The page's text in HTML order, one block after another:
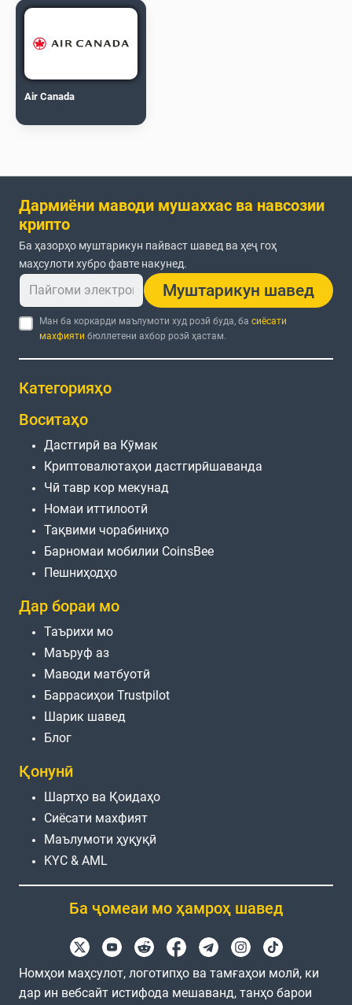
Air Canada
Дармиёни маводи мушаххас ва навсозии
крипто
Ба ҳазорҳо муштарикун пайваст шавед ва ҳеҷ гоҳ
маҳсулоти хубро фавте накунед.
Муштарикун шавед
Ман ба коркарди маълумоти худ розӣ буда, басиёсати
махфияти бюллетени ахбор розӣ ҳастам.
Категорияҳо
Воситаҳо
Дастгирӣ ва Кӯмак
Криптовалютаҳои дастгирӣшаванда
Чӣ тавр кор мекунад
Номаи иттилоотӣ
Тақвими чорабиниҳо
Барномаи мобилии CoinsBee
Пешниҳодҳо
Дар бораи мо
Таърихи мо
Маъруф аз
Маводи матбуотӣ
Баррасиҳои Trustpilot
Шарик шавед
Блог
Қонунӣ
Шартҳо ва Қоидаҳо
Сиёсати махфият
Маълумоти ҳуқуқӣ
KYC & AML
Ба ҷомеаи мо ҳамроҳ шавед
Номҳои маҳсулот, логотипҳо ва тамғаҳои молӣ, ки
дар ин вебсайт истифода мешаванд, танҳо барои